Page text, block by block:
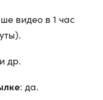
видео в 1 час
др.
: да.